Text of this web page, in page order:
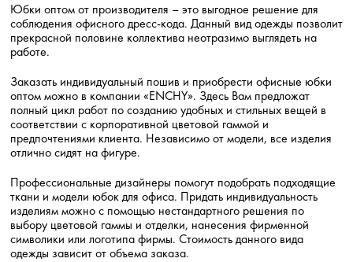
Юбки оптом от производителя – это выгодное решение для
соблюдения офисного дресс-кода. Данный вид одежды позволит
прекрасной половине коллектива неотразимо выглядеть на
работе.
Заказать индивидуальный пошив и приобрести офисные юбки
оптом можно в компании «ENCHY». Здесь Вам предложат
полный цикл работ по созданию удобных и стильных вещей в
соответствии с корпоративной цветовой гаммой и
предпочтениями клиента. Независимо от модели, все изделия
отлично сидят на фигуре.
Профессиональные дизайнеры помогут подобрать подходящие
ткани и модели юбок для офиса. Придать индивидуальность
изделиям можно с помощью нестандартного решения по
выбору цветовой гаммы и отделки, нанесения фирменной
символики или логотипа фирмы. Стоимость данного вида
одежды зависит от объема заказа.